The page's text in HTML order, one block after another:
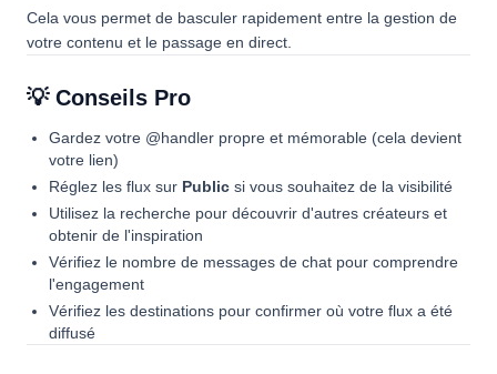
Cela vous permet de basculer rapidement entre la gestion de
votre contenu et le passage en direct.
💡 Conseils Pro
Gardez votre @handler propre et mémorable (cela devient
votre lien)
Réglez les flux sur Public si vous souhaitez de la visibilité
Utilisez la recherche pour découvrir d'autres créateurs et
obtenir de l'inspiration
Vérifiez le nombre de messages de chat pour comprendre
l'engagement
Vérifiez les destinations pour confirmer où votre flux a été
diffusé